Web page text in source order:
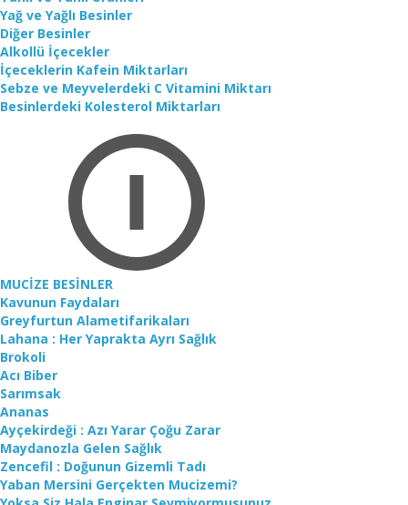
Yağ ve Yağlı Besinler
Diğer Besinler
Alkollü İçecekler
İçeceklerin Kafein Miktarları
Sebze ve Meyvelerdeki C Vitamini Miktarı
Besinlerdeki Kolesterol Miktarları
MUCİZE BESİNLER
Kavunun Faydaları
Greyfurtun Alametifarikaları
Lahana : Her Yaprakta Ayrı Sağlık
Brokoli
Acı Biber
Sarımsak
Ananas
Ayçekirdeği : Azı Yarar Çoğu Zarar
Maydanozla Gelen Sağlık
Zencefil : Doğunun Gizemli Tadı
Yaban Mersini Gerçekten Mucizemi?